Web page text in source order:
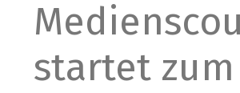
startet zum